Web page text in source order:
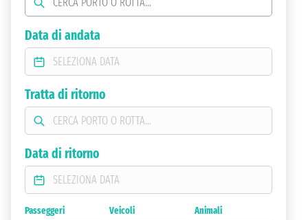
Data di andata
Tratta di ritorno
Data di ritorno
Passeggeri Veicoli Animali